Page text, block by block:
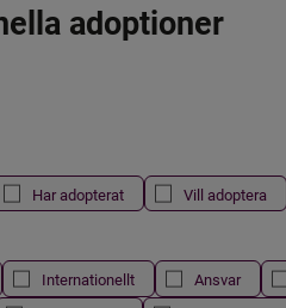
adoptioner
Har adopterat Vill adoptera
Internationellt Ansvar